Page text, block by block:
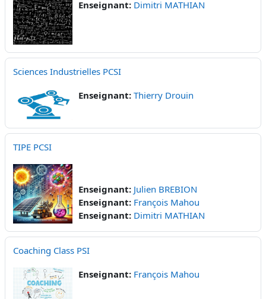
Enseignant: Dimitri MATHIAN
Sciences Industrielles PCSI
Enseignant: Thierry Drouin
TIPE PCSI
Enseignant: Julien BREBION
Enseignant: François Mahou
Enseignant: Dimitri MATHIAN
Coaching Class PSI
Enseignant: François Mahou